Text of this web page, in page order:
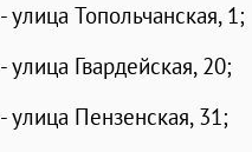
- улица Топольчанская, 1;
- улица Гвардейская, 20;
- улица Пензенская, 31;